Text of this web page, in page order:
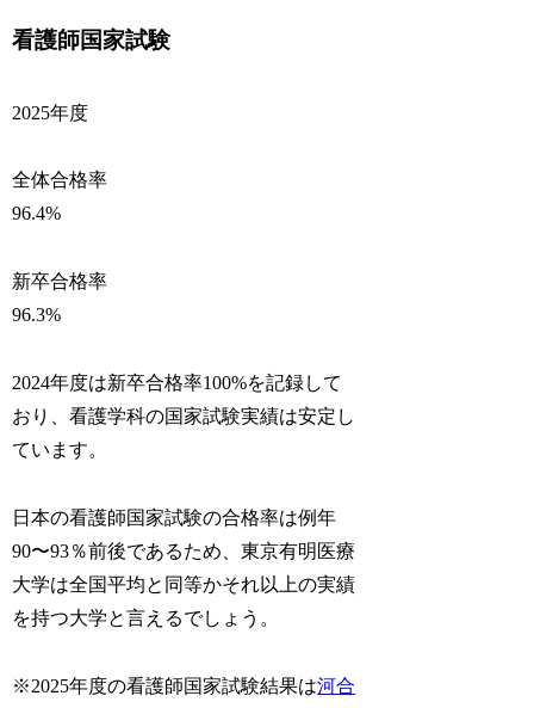
看護師国家試験
2025年度
全体合格率
96.4%
新卒合格率
96.3%
2024年度は新卒合格率100%を記録して
おり、看護学科の国家試験実績は安定し
ています。
日本の看護師国家試験の合格率は例年
90〜93％前後であるため、東京有明医療
大学は全国平均と同等かそれ以上の実績
を持つ大学と言えるでしょう。
※2025年度の看護師国家試験結果は河合